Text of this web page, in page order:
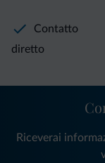
Contatto
diretto
Riceverai